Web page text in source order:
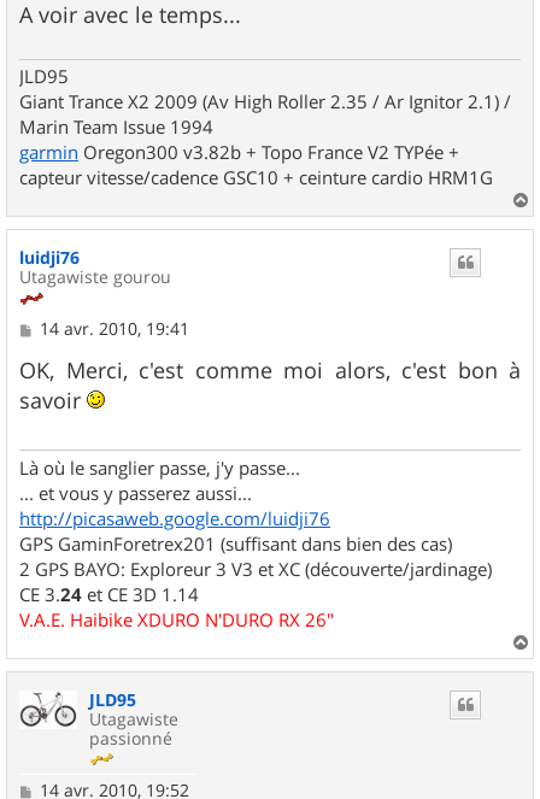
A voir avec le temps...
JLD95
Giant Trance X2 2009 (Av High Roller 2.35 / Ar Ignitor 2.1) /
Marin Team Issue 1994
garmin Oregon300 v3.82b + Topo France V2 TYPée +
capteur vitesse/cadence GSC10 + ceinture cardio HRM1G
a
luidji76
Utagawiste gourou
M
s
s
a
14 avr. 2010, 19:41
OK, Merci, c'est comme moi alors, c'est bon à
savoir
Là où le sanglier passe, j'y passe...
... et vous y passerez aussi...
http://picasaweb.google.com/luidji76
GPS GaminForetrex201 (suffisant dans bien des cas)
2 GPS BAYO: Exploreur 3 V3 et XC (découverte/jardinage)
CE 3.24 et CE 3D 1.14
V.A.E. Haibike XDURO N'DURO RX 26"
a
JLD95
Utagawiste
passionné
M14 avr. 2010, 19:52